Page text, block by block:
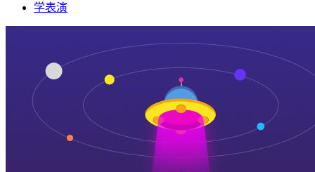
学表演